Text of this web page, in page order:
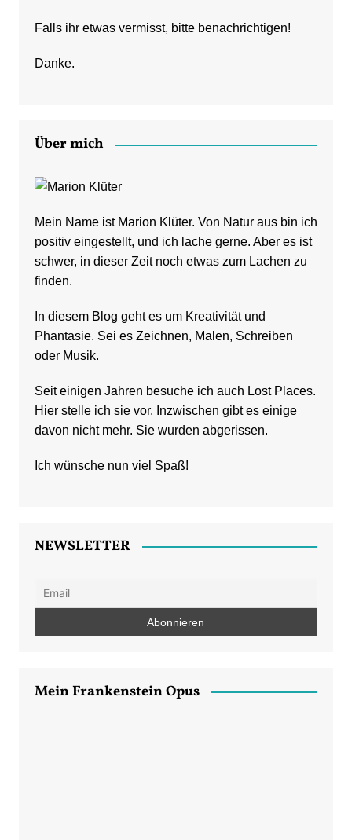
Falls ihr etwas vermisst, bitte benachrichtigen!
Danke.
Über mich
Mein Name ist Marion Klüter. Von Natur aus bin ich
positiv eingestellt, und ich lache gerne. Aber es ist
schwer, in dieser Zeit noch etwas zum Lachen zu
finden.
In diesem Blog geht es um Kreativität und
Phantasie. Sei es Zeichnen, Malen, Schreiben
oder Musik.
Seit einigen Jahren besuche ich auch Lost Places.
Hier stelle ich sie vor. Inzwischen gibt es einige
davon nicht mehr. Sie wurden abgerissen.
Ich wünsche nun viel Spaß!
NEWSLETTER
Mein Frankenstein Opus